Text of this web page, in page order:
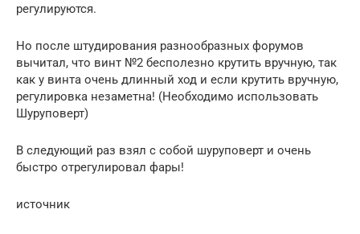
регулируются.
Но после штудирования разнообразных форумов
вычитал, что винт №2 бесполезно крутить вручную, так
как у винта очень длинный ход и если крутить вручную,
регулировка незаметна! (Необходимо использовать
Шуруповерт)
В следующий раз взял с собой шуруповерт и очень
быстро отрегулировал фары!
источник